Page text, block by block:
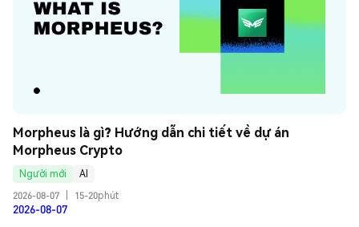
Morpheus là gì? Hướng dẫn chi tiết về dự án
Morpheus Crypto
Người mới
AI
2026-08-07
15-20phút
2026-08-07